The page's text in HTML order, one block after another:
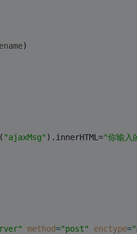
)
"ajaxMsg" ).innerHTML="你输入
method="post" enctype=